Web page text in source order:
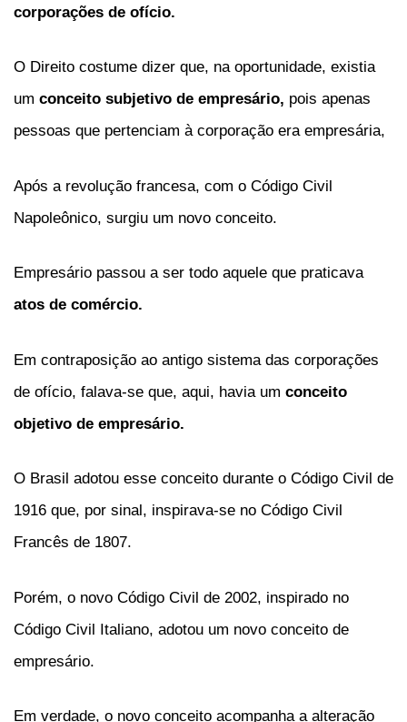
corporações de ofício.
O Direito costume dizer que, na oportunidade, existia
um conceito subjetivo de empresário, pois apenas
pessoas que pertenciam à corporação era empresária,
Após a revolução francesa, com o Código Civil
Napoleônico, surgiu um novo conceito.
Empresário passou a ser todo aquele que praticava
atos de comércio.
Em contraposição ao antigo sistema das corporações
de ofício, falava-se que, aqui, havia um conceito
objetivo de empresário.
O Brasil adotou esse conceito durante o Código Civil de
1916 que, por sinal, inspirava-se no Código Civil
Francês de 1807.
Porém, o novo Código Civil de 2002, inspirado no
Código Civil Italiano, adotou um novo conceito de
empresário.
Em verdade, o novo conceito acompanha a alteração